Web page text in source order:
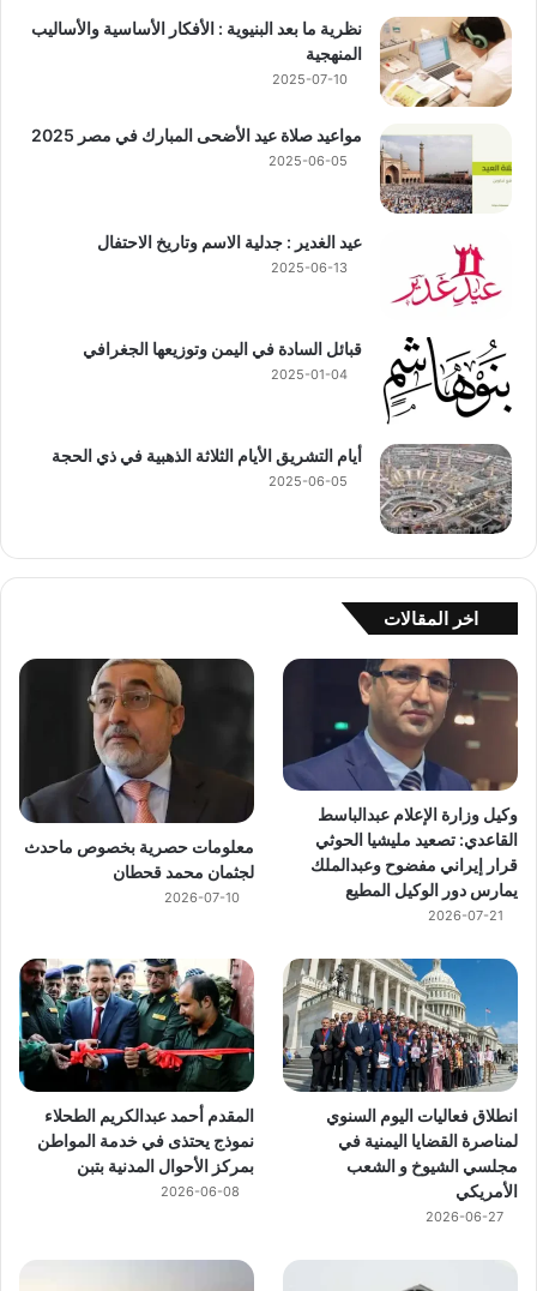
نظرية ما بعد البنيوية : الأفكار الأساسية والأساليب
المنهجية
2025-07-10
مواعيد صلاة عيد الأضحى المبارك في مصر 2025
2025-06-05
عيد الغدير : جدلية الاسم وتاريخ الاحتفال
2025-06-13
قبائل السادة في اليمن وتوزيعها الجغرافي
2025-01-04
أيام التشريق الأيام الثلاثة الذهبية في ذي الحجة
2025-06-05
اخر المقالات
وكيل وزارة الإعلام عبدالباسط
القاعدي: تصعيد مليشيا الحوثي
قرار إيراني مفضوح وعبدالملك
يمارس دور الوكيل المطيع
2026-07-21
معلومات حصرية بخصوص ماحدث
لجثمان محمد قحطان
2026-07-10
انطلاق فعاليات اليوم السنوي
لمناصرة القضايا اليمنية في
مجلسي الشيوخ و الشعب
الأمريكي
2026-06-27
المقدم أحمد عبدالكريم الطحلاء
نموذج يحتذى في خدمة المواطن
بمركز الأحوال المدنية بتبن
2026-06-08